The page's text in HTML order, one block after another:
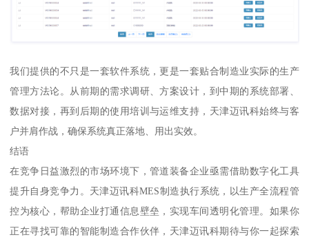
我们提供的不只是一套软件系统，更是一套贴合制造业实际的生产
管理方法论。从前期的需求调研、方案设计，到中期的系统部署、
数据对接，再到后期的使用培训与运维支持，天津迈讯科始终与客
户并肩作战，确保系统真正落地、用出实效。
结语
在竞争日益激烈的市场环境下，管道装备企业亟需借助数字化工具
提升自身竞争力。天津迈讯科MES制造执行系统，以生产全流程管
控为核心，帮助企业打通信息壁垒，实现车间透明化管理。如果你
正在寻找可靠的智能制造合作伙伴，天津迈讯科期待与你一起探索